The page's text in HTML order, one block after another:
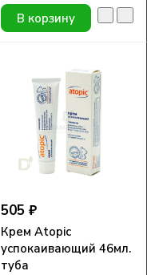
В корзину
505 ₽
Крем Atopic
успокаивающий 46мл.
туба